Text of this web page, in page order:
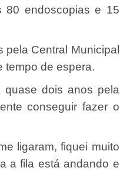
80 endoscopias e 15
Central Municipal
tempo de espera.
quase dois anos pela
conseguir fazer o
ligaram, fiquei muito
a fila está andando e